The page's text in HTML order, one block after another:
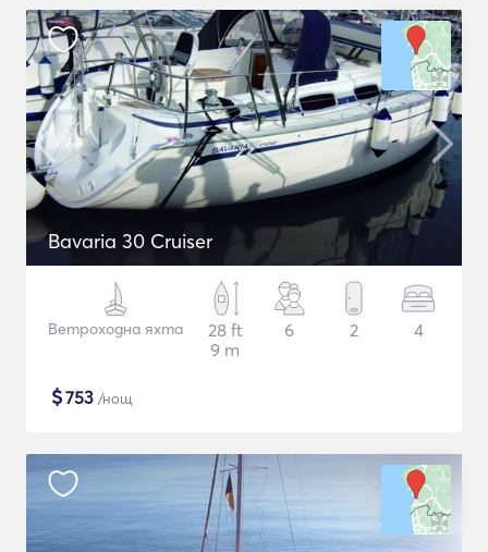
Bavaria 30 Cruiser
Ветроходна яхта
28 ft
9 m
6 2 4
$753 /нощ